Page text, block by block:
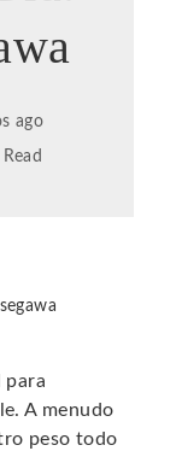
ago
para
A menudo
peso todo